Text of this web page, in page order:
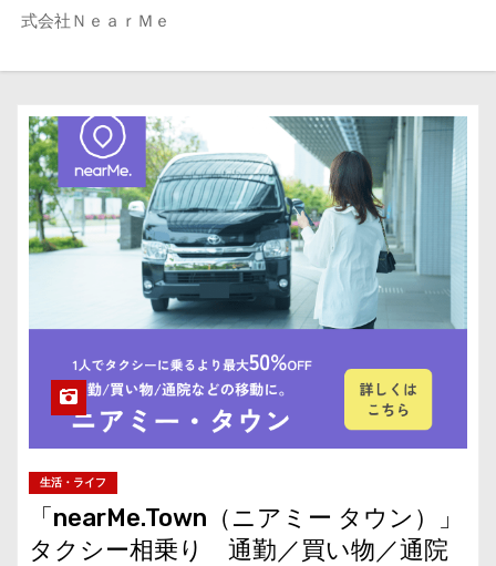
式会社ＮｅａｒＭｅ
生活・ライフ
「nearMe.Town（ニアミー タウン）」
タクシー相乗り 通勤／買い物／通院